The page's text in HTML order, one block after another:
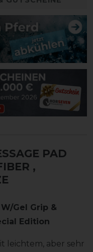
PAD
,
Gel Grip &
Edition
leichtem, aber sehr